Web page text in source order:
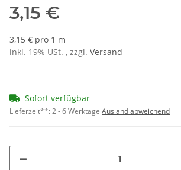
3,15 €
3,15 € pro 1 m
inkl. 19% USt. , zzgl. Versand
Sofort verfügbar
Lieferzeit**:2 - 6 Werktage Ausland abweichend